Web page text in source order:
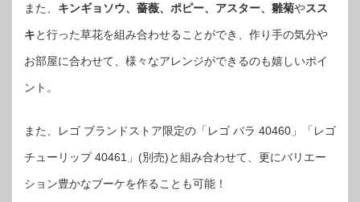
また、 キンギョソウ、薔薇、ポピー、アスター、雛菊やスス
キと行った草花を組み合わせることができ、作り手の気分や
お部屋に合わせて、様々なアレンジができるのも嬉しいポイ
ント。
また、レゴ ブランドストア限定の「レゴ バラ 40460」「レゴ
チューリップ 40461」(別売)と組み合わせて、更にバリエー
ション豊かなブーケを作ることも可能！